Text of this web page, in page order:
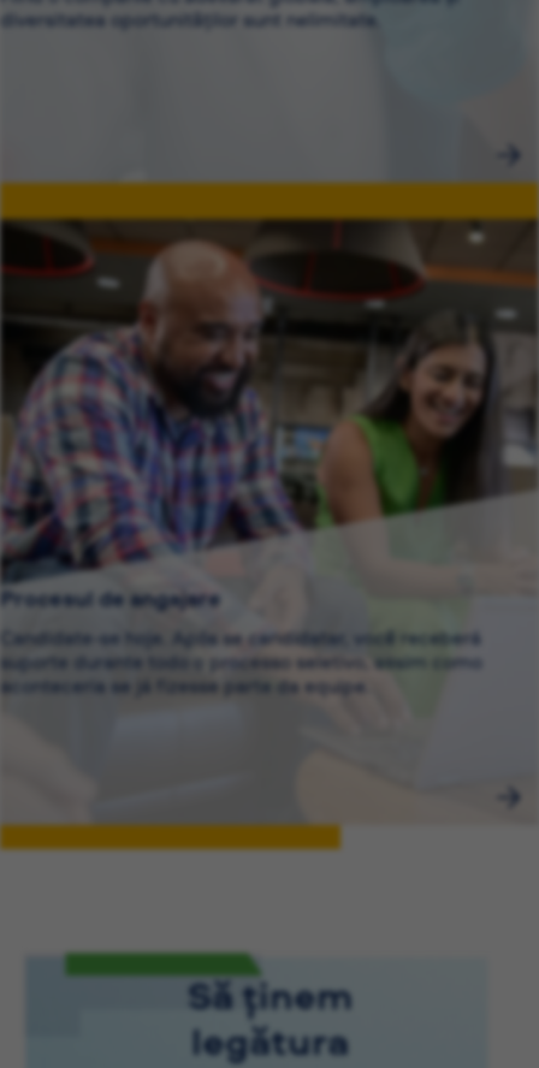
diversitatea oportunităților sunt nelimitate.
Procesul de angajare
Candidate-se hoje. Após se candidatar, você receberá
suporte durante todo o processo seletivo, assim como
aconteceria se já fizesse parte da equipe.
Să ținem
legătura